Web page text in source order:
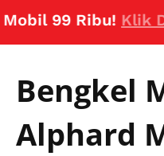
99 Ribu! Klik Disini
Bengkel
Alphard